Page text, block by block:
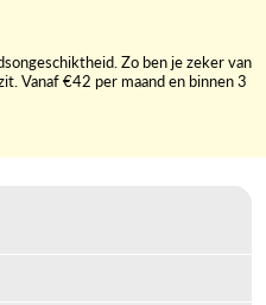
Zo ben je zeker van
Vanaf €42 per maand en binnen 3